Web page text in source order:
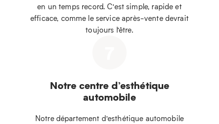
en un temps record. C’est simple, rapide et
efficace, comme le service après-vente devrait
toujours l’être.
Notre centre d’esthétique
automobile
Notre département d’esthétique automobile